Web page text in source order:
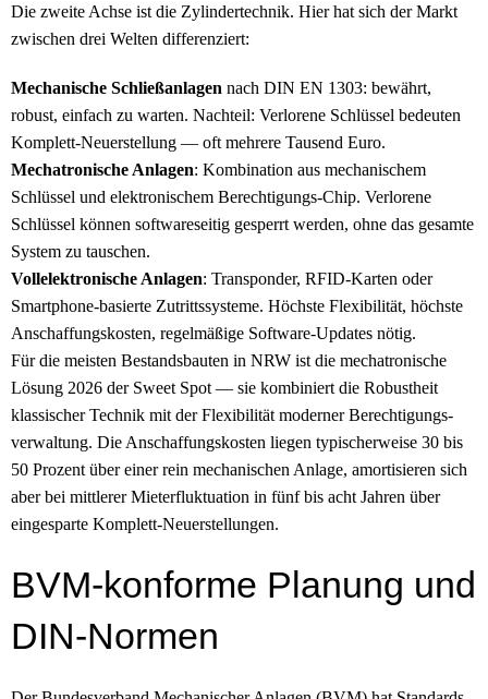
Die zweite Achse ist die Zylinder­technik. Hier hat sich der Markt
zwischen drei Welten differenziert:
Mechanische Schließ­anlagen nach DIN EN 1303: bewährt,
robust, einfach zu warten. Nachteil: Verlorene Schlüssel bedeuten
Komplett-Neuerstellung — oft mehrere Tausend Euro.
Mechatronische Anlagen: Kombination aus mechanischem
Schlüssel und elektronischem Berechtigungs-Chip. Verlorene
Schlüssel können softwareseitig gesperrt werden, ohne das gesamte
System zu tauschen.
Vollelektronische Anlagen: Transponder, RFID-Karten oder
Smartphone-basierte Zutritts­systeme. Höchste Flexibilität, höchste
Anschaffungs­kosten, regelmäßige Software-Updates nötig.
Für die meisten Bestandsbauten in NRW ist die mechatronische
Lösung 2026 der Sweet Spot — sie kombiniert die Robustheit
klassischer Technik mit der Flexibilität moderner Berechtigungs­
verwaltung. Die Anschaffungs­kosten liegen typischerweise 30 bis
50 Prozent über einer rein mechanischen Anlage, amortisieren sich
aber bei mittlerer Mieterfluktuation in fünf bis acht Jahren über
eingesparte Komplett-Neuerstellungen.
BVM-konforme Planung und
DIN-Normen